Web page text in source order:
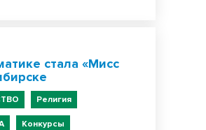
стала «Мисс
Религия
Конкурсы